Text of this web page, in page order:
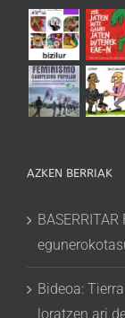
AZKEN BERRIAK
Bideoa:
loratzen ari